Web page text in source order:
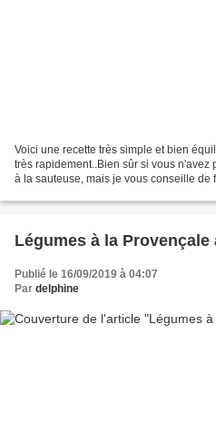
Voici une recette très simple et bien
très rapidement..Bien sûr si vous n'avez
à la sauteuse, mais je vous conseille de
Légumes à la Provençale
Publié le 16/09/2019 à 04:07
Par delphine